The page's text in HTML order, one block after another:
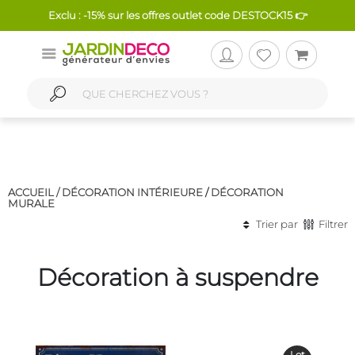
Exclu : -15% sur les offres outlet code DESTOCK15 👉
ACCUEIL / DÉCORATION INTÉRIEURE/DÉCORATION
MURALE
Trier par
Filtrer
Décoration à suspendre